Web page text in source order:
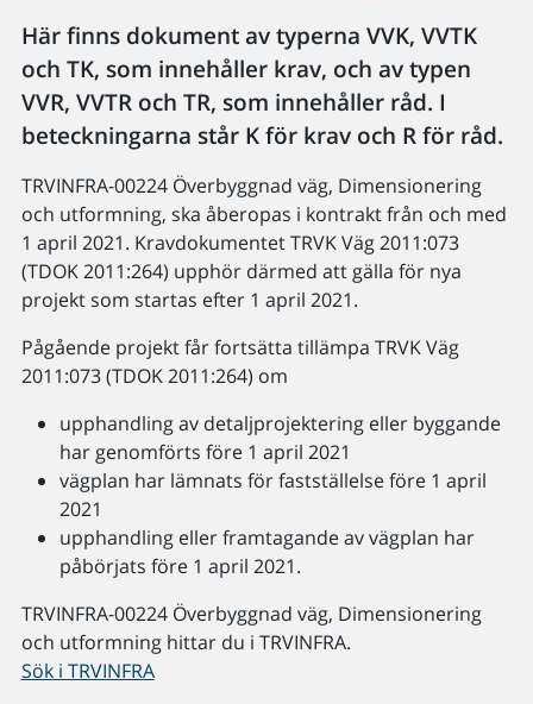
Här finns dokument av typerna VVK, VVTK
och TK, som innehåller krav, och av typen
VVR, VVTR och TR, som innehåller råd. I
beteckningarna står K för krav och R för råd.
TRVINFRA-00224 Överbyggnad väg, Dimensionering
och utformning, ska åberopas i kontrakt från och med
1 april 2021. Kravdokumentet TRVK Väg 2011:073
(TDOK 2011:264) upphör därmed att gälla för nya
projekt som startas efter 1 april 2021.
Pågående projekt får fortsätta tillämpa TRVK Väg
2011:073 (TDOK 2011:264) om
upphandling av detaljprojektering eller byggande
har genomförts före 1 april 2021
vägplan har lämnats för fastställelse före 1 april
2021
upphandling eller framtagande av vägplan har
påbörjats före 1 april 2021.
TRVINFRA-00224 Överbyggnad väg, Dimensionering
och utformning hittar du i TRVINFRA.
Sök i TRVINFRA